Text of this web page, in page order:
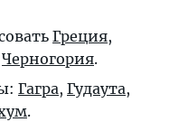
Греция,
Черногория.
Гагра, Гудаута,
.